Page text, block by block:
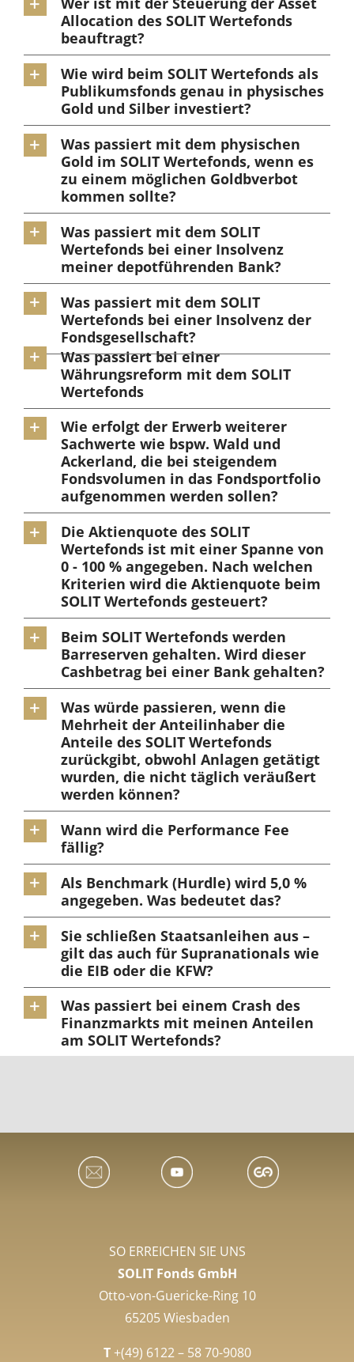
Allocation des SOLIT Wertefonds
beauftragt?
Wie wird beim SOLIT Wertefonds als
Publikumsfonds genau in physisches
Gold und Silber investiert?
Was passiert mit dem physischen
Gold im SOLIT Wertefonds, wenn es
zu einem möglichen Goldbverbot
kommen sollte?
Was passiert mit dem SOLIT
Wertefonds bei einer Insolvenz
meiner depotführenden Bank?
Was passiert mit dem SOLIT
Wertefonds bei einer Insolvenz der
Fondsgesellschaft?
Was passiert bei einer
Währungsreform mit dem SOLIT
Wertefonds
Wie erfolgt der Erwerb weiterer
Sachwerte wie bspw. Wald und
Ackerland, die bei steigendem
Fondsvolumen in das Fondsportfolio
aufgenommen werden sollen?
Die Aktienquote des SOLIT
Wertefonds ist mit einer Spanne von
0 - 100 % angegeben. Nach welchen
Kriterien wird die Aktienquote beim
SOLIT Wertefonds gesteuert?
Beim SOLIT Wertefonds werden
Barreserven gehalten. Wird dieser
Cashbetrag bei einer Bank gehalten?
Was würde passieren, wenn die
Mehrheit der Anteilinhaber die
Anteile des SOLIT Wertefonds
zurückgibt, obwohl Anlagen getätigt
wurden, die nicht täglich veräußert
werden können?
Wann wird die Performance Fee
fällig?
Als Benchmark (Hurdle) wird 5,0 %
angegeben. Was bedeutet das?
Sie schließen Staatsanleihen aus –
gilt das auch für Supranationals wie
die EIB oder die KFW?
Was passiert bei einem Crash des
Finanzmarkts mit meinen Anteilen
am SOLIT Wertefonds?
SO ERREICHEN SIE UNS
SOLIT Fonds GmbH
Otto-von-Guericke-Ring 10
65205 Wiesbaden
T +(49) 6122 – 58 70-9080